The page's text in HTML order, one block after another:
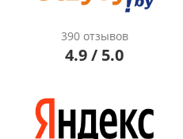
390 отзывов
4.9 / 5.0